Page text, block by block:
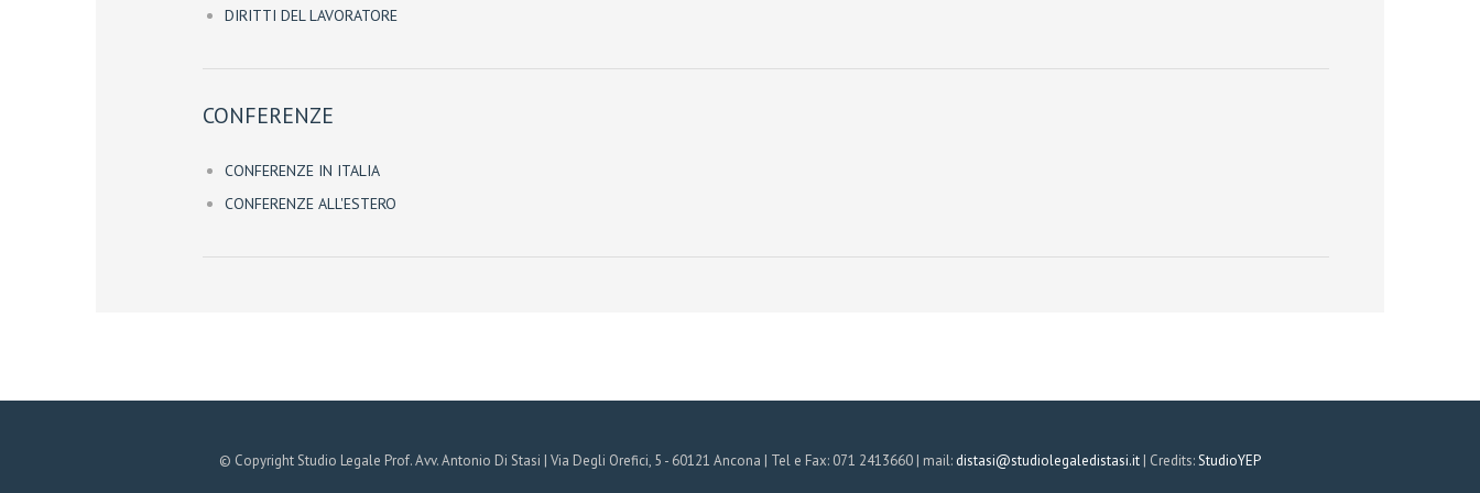
DIRITTI DEL LAVORATORE
CONFERENZE
CONFERENZE IN ITALIA
CONFERENZE ALL'ESTERO
© Copyright Studio Legale Prof. Avv. Antonio Di Stasi | Via Degli Orefici, 5 - 60121 Ancona | Tel e Fax: 071 2413660 | mail: distasi@studiolegaledistasi.it | Credits:StudioYEP